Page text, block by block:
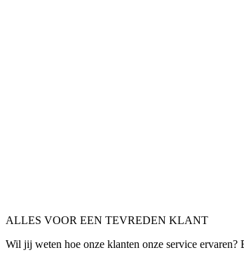
ALLES VOOR EEN TEVREDEN KLANT
Wil jij weten hoe onze klanten onze service